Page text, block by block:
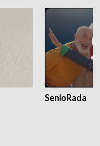
SenioRada